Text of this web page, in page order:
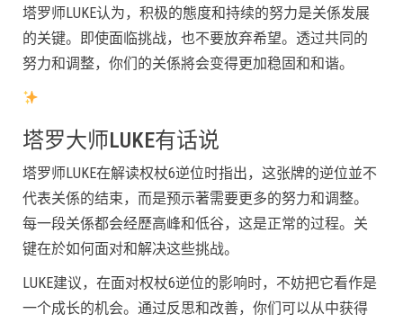
塔罗师LUKE认为，积极的態度和持续的努力是关係发展
的关键。即使面临挑战，也不要放弃希望。透过共同的
努力和调整，你们的关係將会变得更加稳固和和谐。
塔罗大师LUKE有话说
塔罗师LUKE在解读权杖6逆位时指出，这张牌的逆位並不
代表关係的结束，而是预示著需要更多的努力和调整。
每一段关係都会经歷高峰和低谷，这是正常的过程。关
键在於如何面对和解决这些挑战。
LUKE建议，在面对权杖6逆位的影响时，不妨把它看作是
一个成长的机会。通过反思和改善，你们可以从中获得